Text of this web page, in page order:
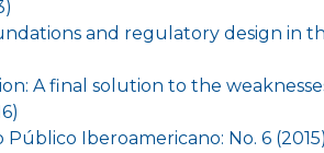
and regulatory design in
A final solution to the
Público Iberoamericano: No. 6 (2015)